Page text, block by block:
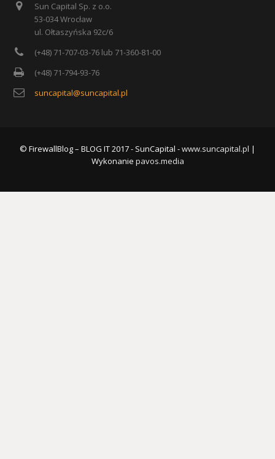
Sun Capital Sp. z o.o.
53-034 Wrocław
ul. Ołtaszyńska 92c/6
(+48) 71-707-03-76 lub 71-360-81-00
(+48) 71-794-93-76
suncapital@suncapital.pl
© FirewallBlog – BLOG IT 2017 - SunCapital -www.suncapital.pl |
Wykonanie pavos.media